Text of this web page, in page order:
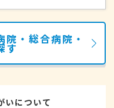
院・総合病院・
す
いについて